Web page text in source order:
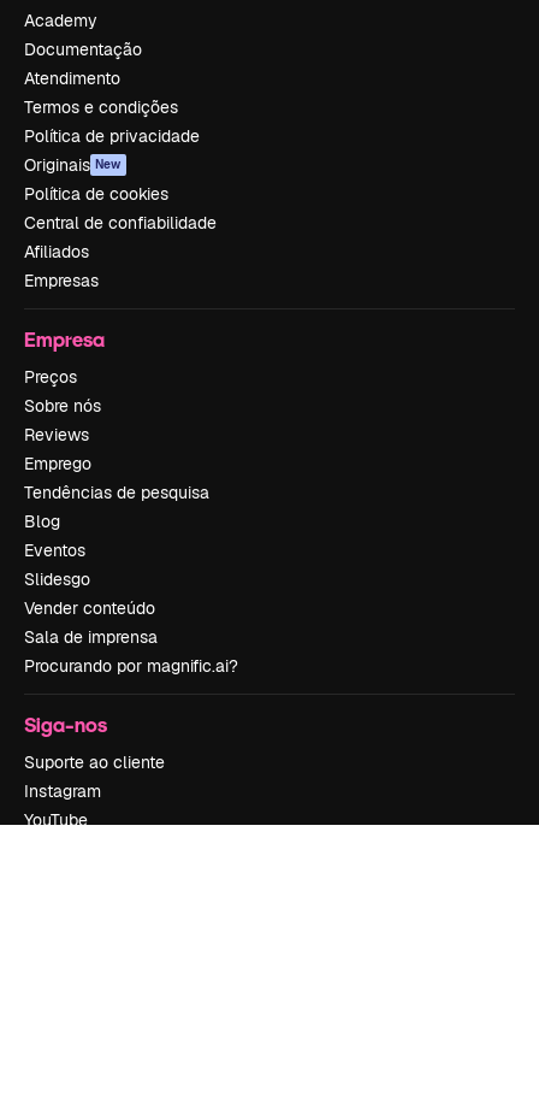
Academy
Documentação
Atendimento
Termos e condições
Política de privacidade
Originais New
Política de cookies
Central de confiabilidade
Afiliados
Empresas
Empresa
Preços
Sobre nós
Reviews
Emprego
Tendências de pesquisa
Blog
Eventos
Slidesgo
Vender conteúdo
Sala de imprensa
Procurando por magnific.ai?
Siga-nos
Suporte ao cliente
Instagram
YouTube